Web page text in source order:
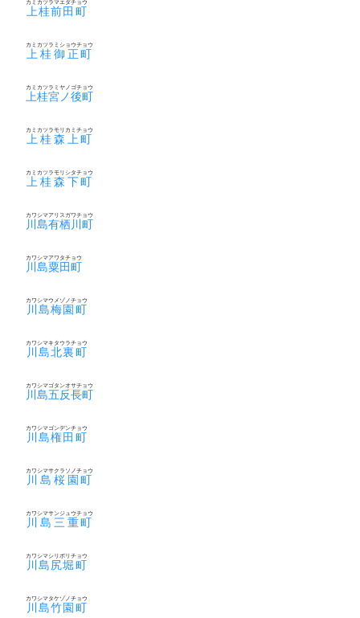
上桂前田町
カミカツラマエダチョウ
上桂御正町
カミカツラミショウチョウ
上桂宮ノ後町
カミカツラミヤノゴチョウ
上桂森上町
カミカツラモリカミチョウ
上桂森下町
カミカツラモリシタチョウ
川島有栖川町
カワシマアリスガワチョウ
川島粟田町
カワシマアワタチョウ
川島梅園町
カワシマウメゾノチョウ
川島北裏町
カワシマキタウラチョウ
川島五反長町
カワシマゴタンオサチョウ
川島権田町
カワシマゴンデンチョウ
川島桜園町
カワシマサクラソノチョウ
川島三重町
カワシマサンジュウチョウ
川島尻堀町
カワシマシリボリチョウ
川島竹園町
カワシマタケゾノチョウ